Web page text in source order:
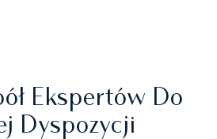
Ekspertów Do
Dyspozycji